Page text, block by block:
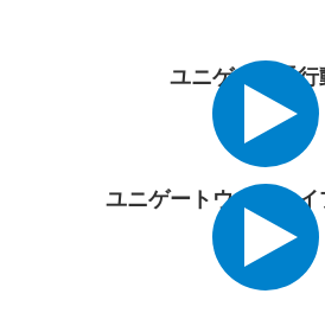
ユニゲート通行
ユニゲートウッドタ